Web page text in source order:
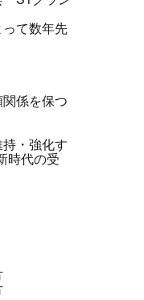
て数年先
係を保つ
・強化す
時代の受